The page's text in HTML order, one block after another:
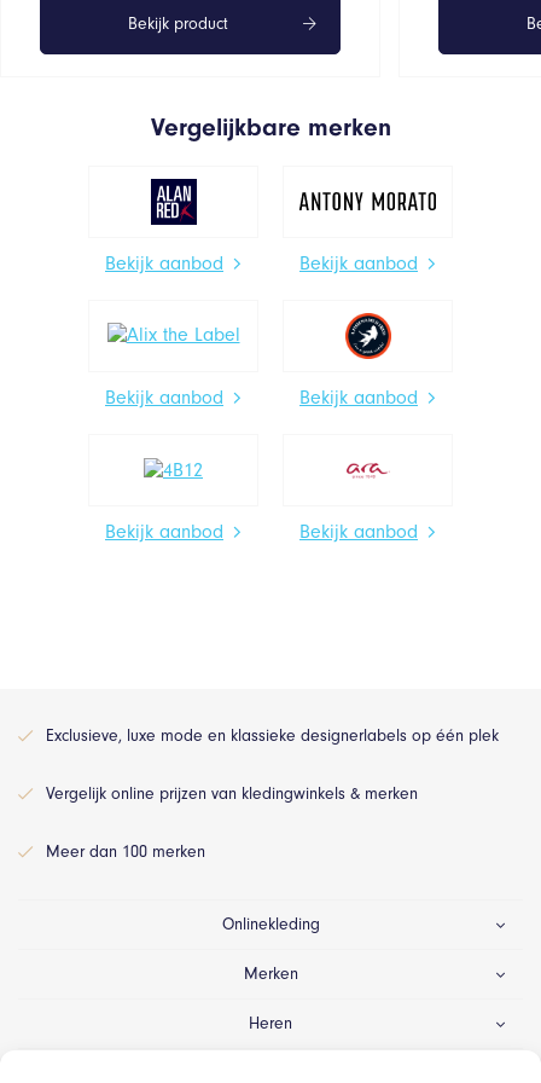
Bekijk product
Vergelijkbare merken
Bekijk aanbod Bekijk aanbod
Bekijk aanbod Bekijk aanbod
Bekijk aanbod Bekijk aanbod
Exclusieve, luxe mode en klassieke designerlabels op één plek
Vergelijk online prijzen van kledingwinkels & merken
Meer dan 100 merken
Onlinekleding
Merken
Heren